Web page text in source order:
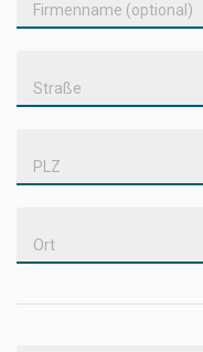
Firmenname (optional)
Straße
PLZ
Ort